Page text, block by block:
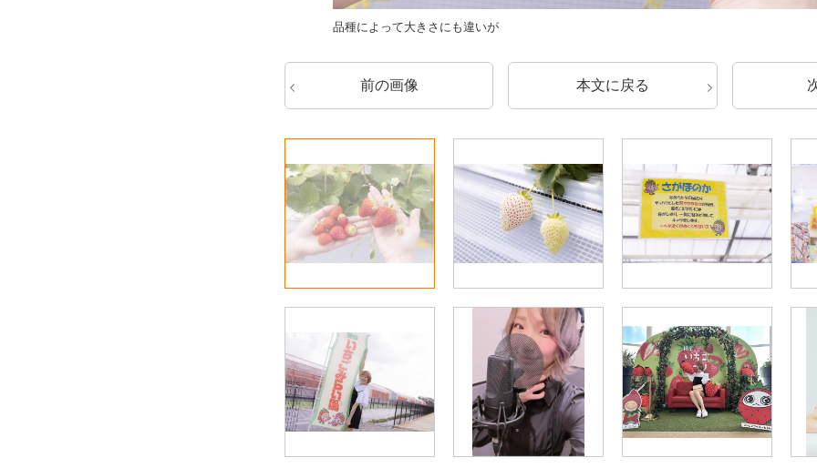
品種によって大きさにも違いが
前の画像 本文に戻る